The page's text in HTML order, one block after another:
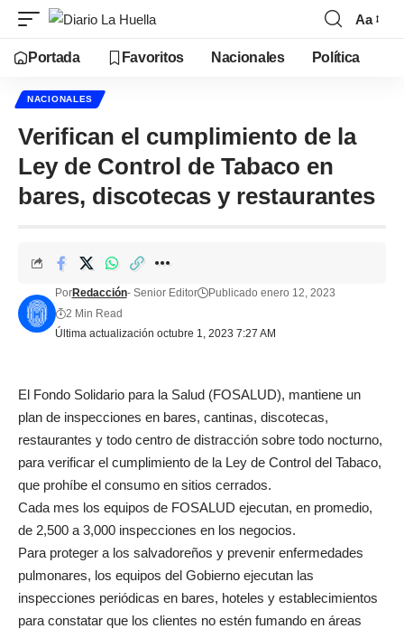
Aa
Portada Favoritos Nacionales Política
NACIONALES
Verifican el cumplimiento de la
Ley de Control de Tabaco en
bares, discotecas y restaurantes
Última actualización octubre 1, 2023 7:27 AM
PorRedacción- Senior Editor
Publicado enero 12, 2023
2 Min Read
El Fondo Solidario para la Salud (FOSALUD), mantiene un
plan de inspecciones en bares, cantinas, discotecas,
restaurantes y todo centro de distracción sobre todo nocturno,
para verificar el cumplimiento de la Ley de Control del Tabaco,
que prohíbe el consumo en sitios cerrados.
Cada mes los equipos de FOSALUD ejecutan, en promedio,
de 2,500 a 3,000 inspecciones en los negocios.
Para proteger a los salvadoreños y prevenir enfermedades
pulmonares, los equipos del Gobierno ejecutan las
inspecciones periódicas en bares, hoteles y establecimientos
para constatar que los clientes no estén fumando en áreas